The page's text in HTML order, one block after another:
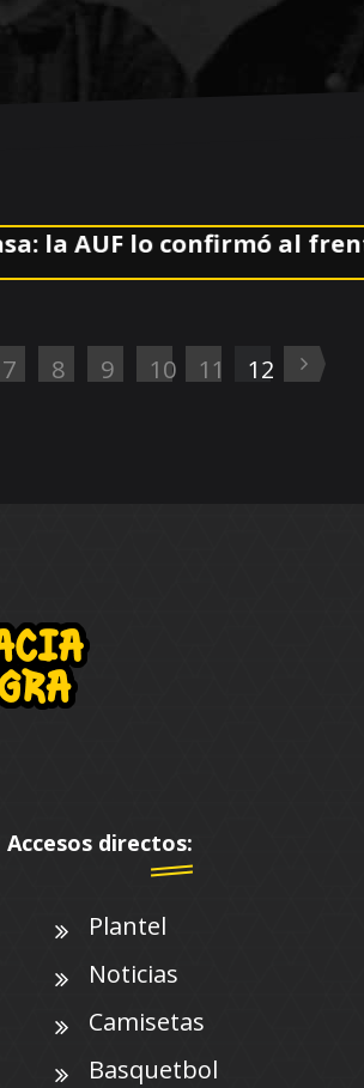
AUF lo confirmó al frente de
7 8 9 10 11 12
Accesos directos:
Plantel
Noticias
Camisetas
Basquetbol